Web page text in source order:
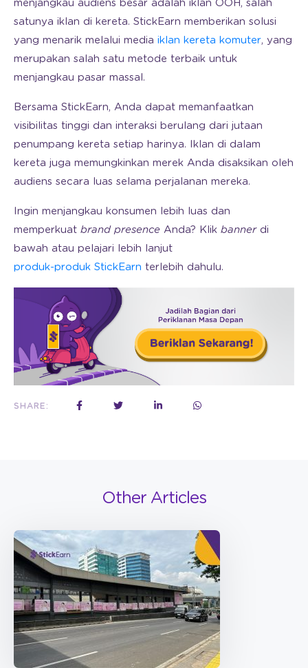
menjangkau audiens besar adalah iklan OOH, salah
satunya iklan di kereta. StickEarn memberikan solusi
yang menarik melalui media iklan kereta komuter, yang
merupakan salah satu metode terbaik untuk
menjangkau pasar massal.
Bersama StickEarn, Anda dapat memanfaatkan
visibilitas tinggi dan interaksi berulang dari jutaan
penumpang kereta setiap harinya. Iklan di dalam
kereta juga memungkinkan merek Anda disaksikan oleh
audiens secara luas selama perjalanan mereka.
Ingin menjangkau konsumen lebih luas dan
memperkuat brand presence Anda? Klik bannerdi
bawah atau pelajari lebih lanjut
produk-produk StickEarn terlebih dahulu.
SHARE:
Other Articles